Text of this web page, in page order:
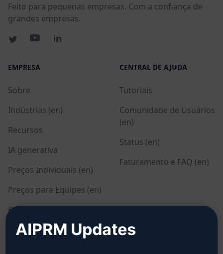
Feito para pequenas empresas. Com a confiança de
grandes empresas.
EMPRESA
Sobre
Indústrias (en)
Recursos
IA generativa
Preços Individuais (en)
Preços para Equipes (en)
Blog (en)
CENTRAL DE AJUDA
Tutoriais
Comunidade de Usuários
(en)
Status (en)
Faturamento e FAQ (en)
AIPRM Updates